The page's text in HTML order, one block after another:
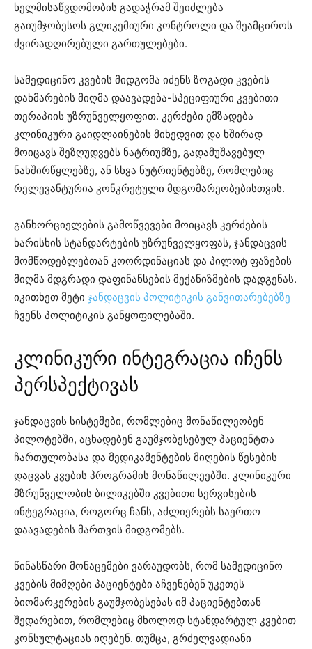
ხელმისაწვდომობის გადაჭრამ შეიძლება
გაიუმჯობესოს გლიკემიური კონტროლი და შეამციროს
ძვირადღირებული გართულებები.
სამედიცინო კვების მიდგომა იძენს ზოგადი კვების
დახმარების მიღმა დაავადება-სპეციფიური კვებითი
თერაპიის უზრუნველყოფით. კერძები ემზადება
კლინიკური გაიდლაინების მიხედვით და ხშირად
მოიცავს შეზღუდვებს ნატრიუმზე, გადამუშავებულ
ნახშირწყლებზე, ან სხვა ნუტრიენტებზე, რომლებიც
რელევანტურია კონკრეტული მდგომარეობებისთვის.
განხორციელების გამოწვევები მოიცავს კერძების
ხარისხის სტანდარტების უზრუნველყოფას, ჯანდაცვის
მომწოდებლებთან კოორდინაციას და პილოტ ფაზების
მიღმა მდგრადი დაფინანსების მექანიზმების დადგენას.
იკითხეთ მეტი ჯანდაცვის პოლიტიკის განვითარებებზე
ჩვენს პოლიტიკის განყოფილებაში.
კლინიკური ინტეგრაცია იჩენს
პერსპექტივას
ჯანდაცვის სისტემები, რომლებიც მონაწილეობენ
პილოტებში, აცხადებენ გაუმჯობესებულ პაციენტთა
ჩართულობასა და მედიკამენტების მიღების წესების
დაცვას კვების პროგრამის მონაწილეებში. კლინიკური
მზრუნველობის ბილიკებში კვებითი სერვისების
ინტეგრაცია, როგორც ჩანს, აძლიერებს საერთო
დაავადების მართვის მიდგომებს.
წინასწარი მონაცემები ვარაუდობს, რომ სამედიცინო
კვების მიმღები პაციენტები აჩვენებენ უკეთეს
ბიომარკერების გაუმჯობესებას იმ პაციენტებთან
შედარებით, რომლებიც მხოლოდ სტანდარტულ კვებით
კონსულტაციას იღებენ. თუმცა, გრძელვადიანი